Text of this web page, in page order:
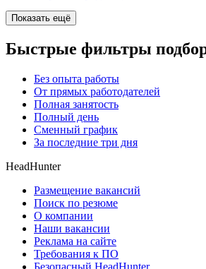
Показать ещё
Быстрые фильтры
Без опыта работы
От прямых работодателей
Полная занятость
Полный день
Сменный график
За последние три дня
HeadHunter
Размещение вакансий
Поиск по резюме
О компании
Наши вакансии
Реклама на сайте
Требования к ПО
Безопасный HeadHunter